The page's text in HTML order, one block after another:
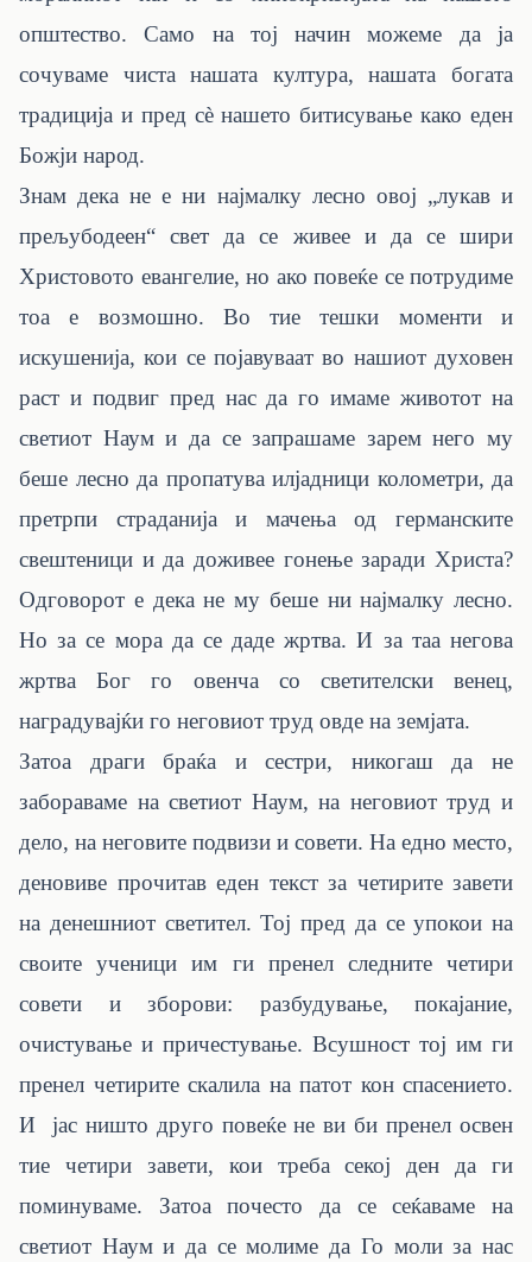
општество. Само на тој начин можеме да ја
сочуваме чиста нашата култура, нашата богата
традиција и пред сѐ нашето битисување како еден
Божји народ.
Знам дека не е ни најмалку лесно овој „лукав и
прељубодеен“ свет да се живее и да се шири
Христовото евангелие, но ако повеќе се потрудиме
тоа е возмошно. Во тие тешки моменти и
искушенија, кои се појавуваат во нашиот духовен
раст и подвиг пред нас да го имаме животот на
светиот Наум и да се запрашаме зарем него му
беше лесно да пропатува илјадници колометри, да
претрпи страданија и мачења од германските
свештеници и да доживее гонење заради Христа?
Одговорот е дека не му беше ни најмалку лесно.
Но за се мора да се даде жртва. И за таа негова
жртва Бог го овенча со светителски венец,
наградувајќи го неговиот труд овде на земјата.
Затоа драги браќа и сестри, никогаш да не
забораваме на светиот Наум, на неговиот труд и
дело, на неговите подвизи и совети. На едно место,
деновиве прочитав еден текст за четирите завети
на денешниот светител. Тој пред да се упокои на
своите ученици им ги пренел следните четири
совети и зборови: разбудување, покајание,
очистување и причестување. Всушност тој им ги
пренел четирите скалила на патот кон спасението.
И јас ништо друго повеќе не ви би пренел освен
тие четири завети, кои треба секој ден да ги
поминуваме. Затоа почесто да се сеќаваме на
светиот Наум и да се молиме да Го моли за нас